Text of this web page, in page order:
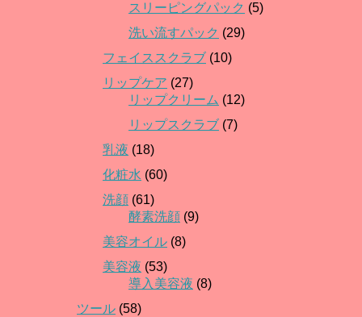
スリーピングパック (5)
洗い流すパック (29)
フェイススクラブ (10)
リップケア (27)
リップクリーム (12)
リップスクラブ (7)
乳液 (18)
化粧水 (60)
洗顔 (61)
酵素洗顔 (9)
美容オイル (8)
美容液 (53)
導入美容液 (8)
ツール (58)